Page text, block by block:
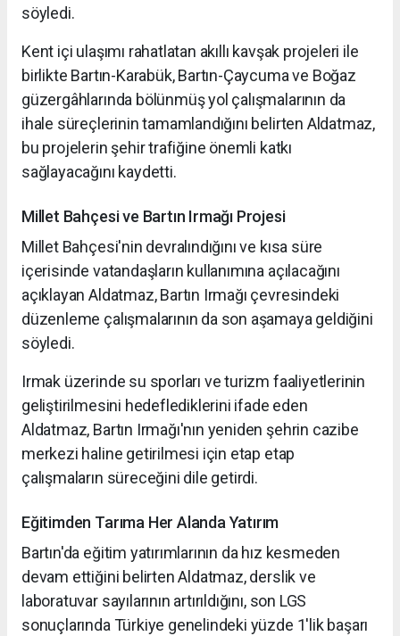
söyledi.
Kent içi ulaşımı rahatlatan akıllı kavşak projeleri ile
birlikte Bartın-Karabük, Bartın-Çaycuma ve Boğaz
güzergâhlarında bölünmüş yol çalışmalarının da
ihale süreçlerinin tamamlandığını belirten Aldatmaz,
bu projelerin şehir trafiğine önemli katkı
sağlayacağını kaydetti.
Millet Bahçesi ve Bartın Irmağı Projesi
Millet Bahçesi'nin devralındığını ve kısa süre
içerisinde vatandaşların kullanımına açılacağını
açıklayan Aldatmaz, Bartın Irmağı çevresindeki
düzenleme çalışmalarının da son aşamaya geldiğini
söyledi.
Irmak üzerinde su sporları ve turizm faaliyetlerinin
geliştirilmesini hedeflediklerini ifade eden
Aldatmaz, Bartın Irmağı'nın yeniden şehrin cazibe
merkezi haline getirilmesi için etap etap
çalışmaların süreceğini dile getirdi.
Eğitimden Tarıma Her Alanda Yatırım
Bartın'da eğitim yatırımlarının da hız kesmeden
devam ettiğini belirten Aldatmaz, derslik ve
laboratuvar sayılarının artırıldığını, son LGS
sonuçlarında Türkiye genelindeki yüzde 1'lik başarı